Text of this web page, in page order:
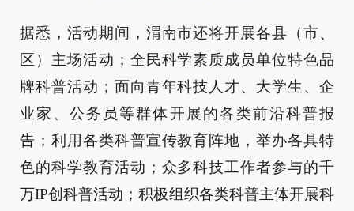
据悉，活动期间，渭南市还将开展各县（市、
区）主场活动；全民科学素质成员单位特色品
牌科普活动；面向青年科技人才、大学生、企
业家、公务员等群体开展的各类前沿科普报
告；利用各类科普宣传教育阵地，举办各具特
色的科学教育活动；众多科技工作者参与的千
万IP创科普活动；积极组织各类科普主体开展科